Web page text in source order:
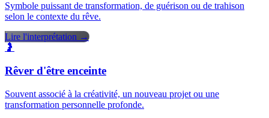
Symbole puissant de transformation, de guérison ou de trahison
selon le contexte du rêve.
Lire l'interprétation →
🤰
Rêver d'être enceinte
Souvent associé à la créativité, un nouveau projet ou une
transformation personnelle profonde.